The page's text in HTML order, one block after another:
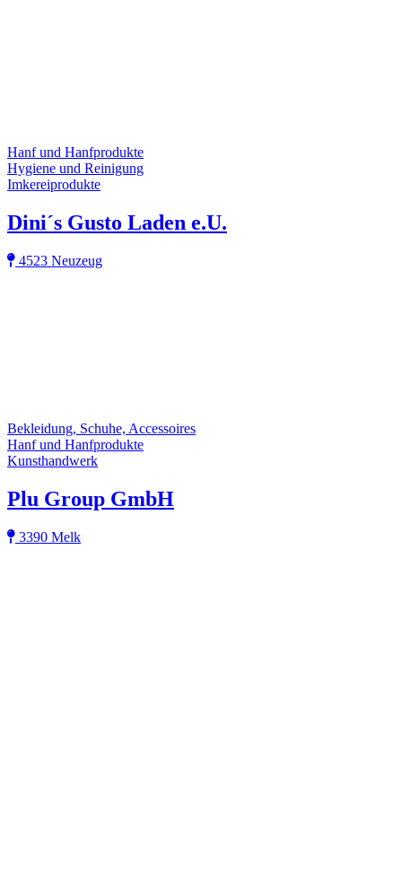
Hanf und Hanfprodukte
Hygiene und Reinigung
Imkereiprodukte
Dini´s Gusto Laden e.U.
4523 Neuzeug
Bekleidung, Schuhe, Accessoires
Hanf und Hanfprodukte
Kunsthandwerk
Plu Group GmbH
3390 Melk